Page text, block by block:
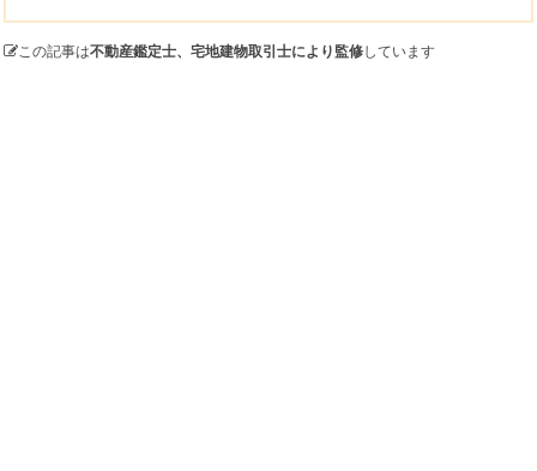
この記事は不動産鑑定士、宅地建物取引士により監修しています